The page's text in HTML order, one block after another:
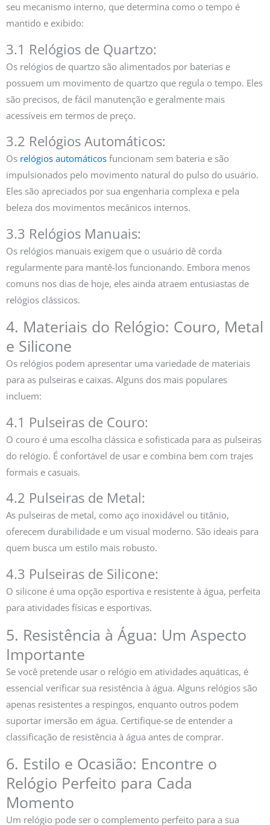
seu mecanismo interno, que determina como o tempo é
mantido e exibido:
3.1 Relógios de Quartzo:
Os relógios de quartzo são alimentados por baterias e
possuem um movimento de quartzo que regula o tempo. Eles
são precisos, de fácil manutenção e geralmente mais
acessíveis em termos de preço.
3.2 Relógios Automáticos:
Os relógios automáticos funcionam sem bateria e são
impulsionados pelo movimento natural do pulso do usuário.
Eles são apreciados por sua engenharia complexa e pela
beleza dos movimentos mecânicos internos.
3.3 Relógios Manuais:
Os relógios manuais exigem que o usuário dê corda
regularmente para mantê-los funcionando. Embora menos
comuns nos dias de hoje, eles ainda atraem entusiastas de
relógios clássicos.
4. Materiais do Relógio: Couro, Metal
e Silicone
Os relógios podem apresentar uma variedade de materiais
para as pulseiras e caixas. Alguns dos mais populares
incluem:
4.1 Pulseiras de Couro:
O couro é uma escolha clássica e sofisticada para as pulseiras
do relógio. É confortável de usar e combina bem com trajes
formais e casuais.
4.2 Pulseiras de Metal:
As pulseiras de metal, como aço inoxidável ou titânio,
oferecem durabilidade e um visual moderno. São ideais para
quem busca um estilo mais robusto.
4.3 Pulseiras de Silicone:
O silicone é uma opção esportiva e resistente à água, perfeita
para atividades físicas e esportivas.
5. Resistência à Água: Um Aspecto
Importante
Se você pretende usar o relógio em atividades aquáticas, é
essencial verificar sua resistência à água. Alguns relógios são
apenas resistentes a respingos, enquanto outros podem
suportar imersão em água. Certifique-se de entender a
classificação de resistência à água antes de comprar.
6. Estilo e Ocasião: Encontre o
Relógio Perfeito para Cada
Momento
Um relógio pode ser o complemento perfeito para a sua